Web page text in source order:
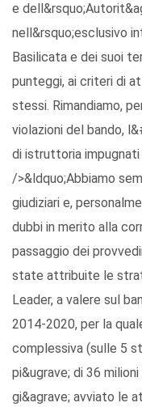
e
nell&rsquo;esclusivo
Basilicata e dei suoi
punteggi, ai criteri di
stessi. Rimandiamo,
violazioni del bando,
di istruttoria
/>&ldquo;Abbiamo
giudiziari e,
dubbi in merito alla
passaggio dei
state attribuite le
Leader, a valere sul
2014-2020, per la
complessiva (sulle 5
pi&ugrave; di 36
gi&agrave; avviato le